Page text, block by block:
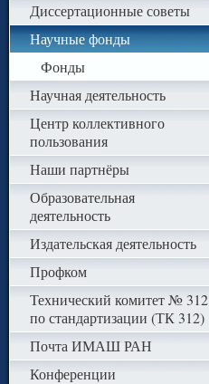
Диссертационные советы
Научные фонды
Фонды
Научная деятельность
Центр коллективного
пользования
Наши партнёры
Образовательная
деятельность
Издательская деятельность
Профком
Технический комитет № 312
по стандартизации (ТК 312)
Почта ИМАШ РАН
Конференции